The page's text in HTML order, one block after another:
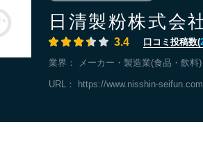
日清製粉株式会
3.4 口コミ投稿数(
業界： メーカー・製造業(食品・飲料)
URL： https://www.nisshin-